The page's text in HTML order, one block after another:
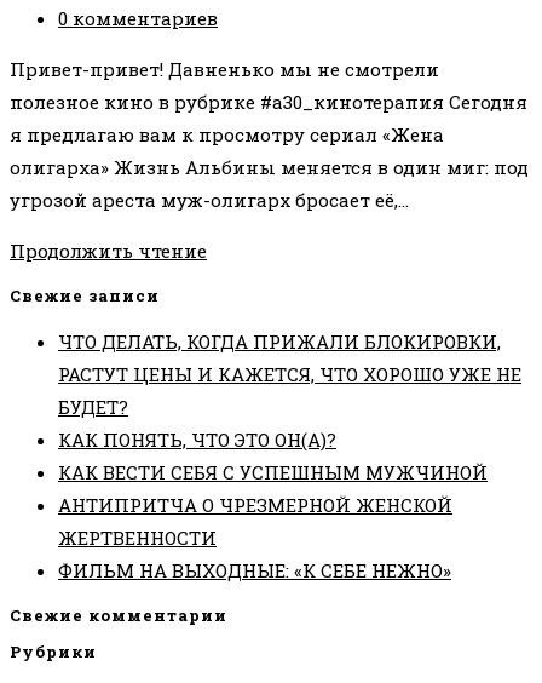
записи:
Комментарии
записи:
0 комментариев
Привет-привет! Давненько мы не смотрели
полезное кино в рубрике #а30_кинотерапия Сегодня
я предлагаю вам к просмотру сериал «Жена
олигарха» Жизнь Альбины меняется в один миг: под
угрозой ареста муж-олигарх бросает её,…
Продолжить чтениеФИЛЬМ
«ЖЕНА
ОЛИГАРХА»
Свежие записи
ЧТО ДЕЛАТЬ, КОГДА ПРИЖАЛИ БЛОКИРОВКИ,
РАСТУТ ЦЕНЫ И КАЖЕТСЯ, ЧТО ХОРОШО УЖЕ НЕ
БУДЕТ?
КАК ПОНЯТЬ, ЧТО ЭТО ОН(А)?
КАК ВЕСТИ СЕБЯ С УСПЕШНЫМ МУЖЧИНОЙ
АНТИПРИТЧА О ЧРЕЗМЕРНОЙ ЖЕНСКОЙ
ЖЕРТВЕННОСТИ
ФИЛЬМ НА ВЫХОДНЫЕ: «К СЕБЕ НЕЖНО»
Свежие комментарии
Рубрики